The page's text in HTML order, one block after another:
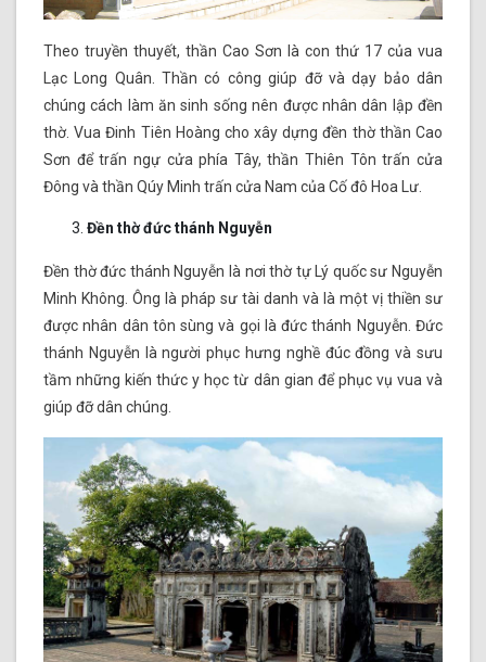
Theo truyền thuyết, thần Cao Sơn là con thứ 17 của vua
Lạc Long Quân. Thần có công giúp đỡ và dạy bảo dân
chúng cách làm ăn sinh sống nên được nhân dân lập đền
thờ. Vua Đinh Tiên Hoàng cho xây dựng đền thờ thần Cao
Sơn để trấn ngự cửa phía Tây, thần Thiên Tôn trấn cửa
Đông và thần Qúy Minh trấn cửa Nam của Cố đô Hoa Lư.
Đền thờ đức thánh Nguyễn
Đền thờ đức thánh Nguyễn là nơi thờ tự Lý quốc sư Nguyễn
Minh Không. Ông là pháp sư tài danh và là một vị thiền sư
được nhân dân tôn sùng và gọi là đức thánh Nguyễn. Đức
thánh Nguyễn là người phục hưng nghề đúc đồng và sưu
tầm những kiến thức y học từ dân gian để phục vụ vua và
giúp đỡ dân chúng.